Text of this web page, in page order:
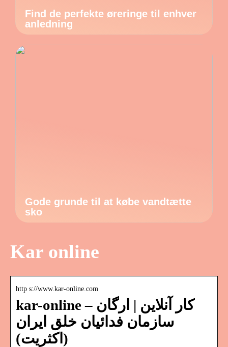
Find de perfekte øreringe til enhver
anledning
Gode grunde til at købe vandtætte
sko
Kar online
http s://www.kar-online.com
kar-online – کار آنلاین | ارگان
سازمان فدائیان خلق ایران
(اکثریت)